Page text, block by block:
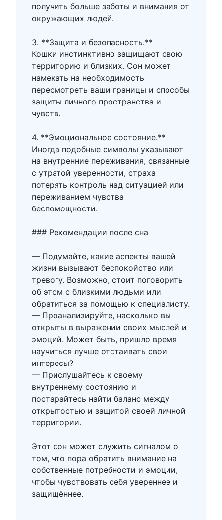
получить больше заботы и внимания от
окружающих людей.
3. **Защита и безопасность.**
Кошки инстинктивно защищают свою
территорию и близких. Сон может
намекать на необходимость
пересмотреть ваши границы и способы
защиты личного пространства и
чувств.
4. **Эмоциональное состояние.**
Иногда подобные символы указывают
на внутренние переживания, связанные
с утратой уверенности, страха
потерять контроль над ситуацией или
переживанием чувства
беспомощности.
### Рекомендации после сна
— Подумайте, какие аспекты вашей
жизни вызывают беспокойство или
тревогу. Возможно, стоит поговорить
об этом с близкими людьми или
обратиться за помощью к специалисту.
— Проанализируйте, насколько вы
открыты в выражении своих мыслей и
эмоций. Может быть, пришло время
научиться лучше отстаивать свои
интересы?
— Прислушайтесь к своему
внутреннему состоянию и
постарайтесь найти баланс между
открытостью и защитой своей личной
территории.
Этот сон может служить сигналом о
том, что пора обратить внимание на
собственные потребности и эмоции,
чтобы чувствовать себя увереннее и
защищённее.